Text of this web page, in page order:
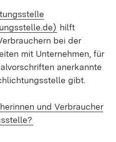
(Öffnet in
hilft
bei der
mit Unternehmen, für
anerkannte
gibt.
und Verbraucher